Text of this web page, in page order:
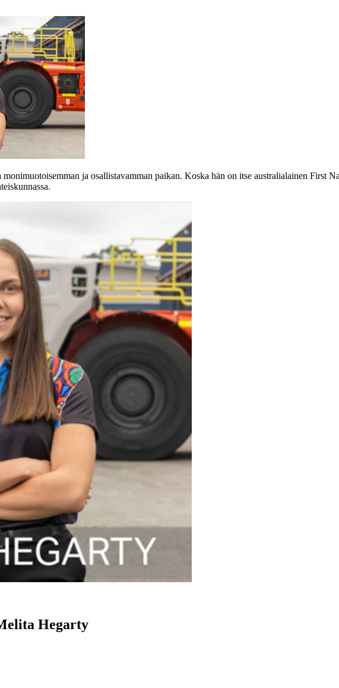
ja osallistavamman paikan. Koska hän on itse australialainen First
Hegarty